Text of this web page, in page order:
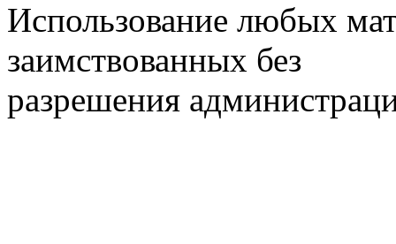
Использование любых
заимствованных без
разрешения